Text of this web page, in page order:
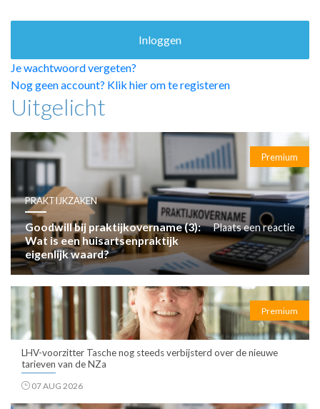
PRAKTIJKZAKEN
TARIEVEN
VPHUISARTSEN
MEDISCHE VAKHANDEL
INLOGGEN
REGISTRATIE
Je wachtwoord vergeten?
Nog geen account? Klik hier om te registeren
Uitgelicht
Premium
PRAKTIJKZAKEN
Goodwill bij praktijkovername (3):
Wat is een huisartsenpraktijk
eigenlijk waard?
Plaats een reactie
Premium
LHV-voorzitter Tasche nog steeds verbijsterd over de nieuwe
tarieven van de NZa
07 AUG 2026